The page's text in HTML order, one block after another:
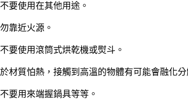
要使用在其他用途。
靠近火源。
要使用滾筒式烘乾機或熨斗。
材質怕熱，接觸到高溫的物體有可能會融化分
要用來端握鍋具等等。